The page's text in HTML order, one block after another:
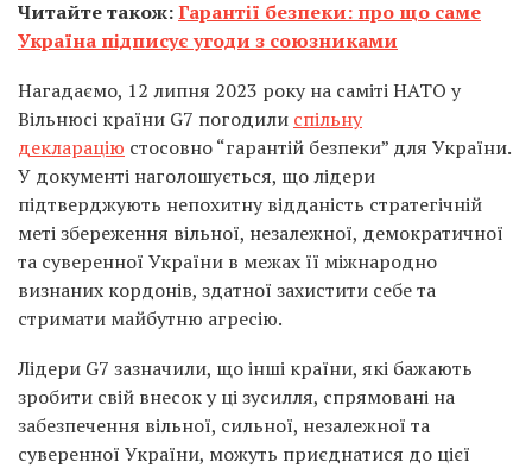
Читайте також:Гарантії безпеки: про що саме
Україна підписує угоди з союзниками
Нагадаємо, 12 липня 2023 року на саміті НАТО у
Вільнюсі країни G7 погодили спільну
декларацію стосовно “гарантій безпеки” для України.
У документі наголошується, що лідери
підтверджують непохитну відданість стратегічній
меті збереження вільної, незалежної, демократичної
та суверенної України в межах її міжнародно
визнаних кордонів, здатної захистити себе та
стримати майбутню агресію.
Лідери G7 зазначили, що інші країни, які бажають
зробити свій внесок у ці зусилля, спрямовані на
забезпечення вільної, сильної, незалежної та
суверенної України, можуть приєднатися до цієї